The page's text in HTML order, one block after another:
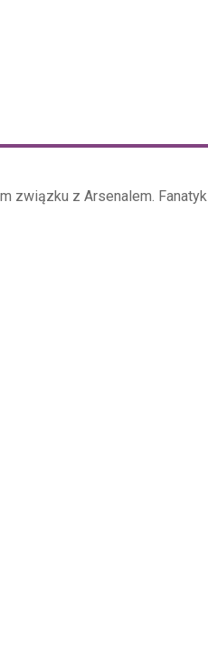
związku z Arsenalem. Fanatyk